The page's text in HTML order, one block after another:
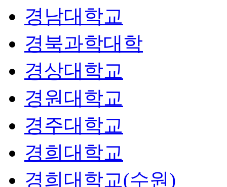
경남대학교
경북과학대학
경상대학교
경원대학교
경주대학교
경희대학교
경희대학교(수원)